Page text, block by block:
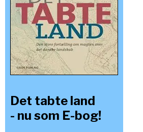
Det tabte land
- nu som E-bog!